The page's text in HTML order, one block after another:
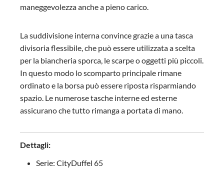
maneggevolezza anche a pieno carico.
La suddivisione interna convince grazie a una tasca
divisoria flessibile, che può essere utilizzata a scelta
per la biancheria sporca, le scarpe o oggetti più piccoli.
In questo modo lo scomparto principale rimane
ordinato e la borsa può essere riposta risparmiando
spazio. Le numerose tasche interne ed esterne
assicurano che tutto rimanga a portata di mano.
Dettagli:
Serie: CityDuffel 65